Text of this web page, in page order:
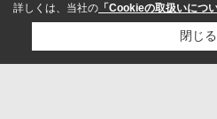
詳しくは、当社の 「Cookieの取扱いについ
閉じる